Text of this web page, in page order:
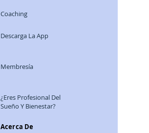
Coaching
Descarga La App
Membresía
¿Eres Profesional Del
Sueño Y Bienestar?
Acerca De